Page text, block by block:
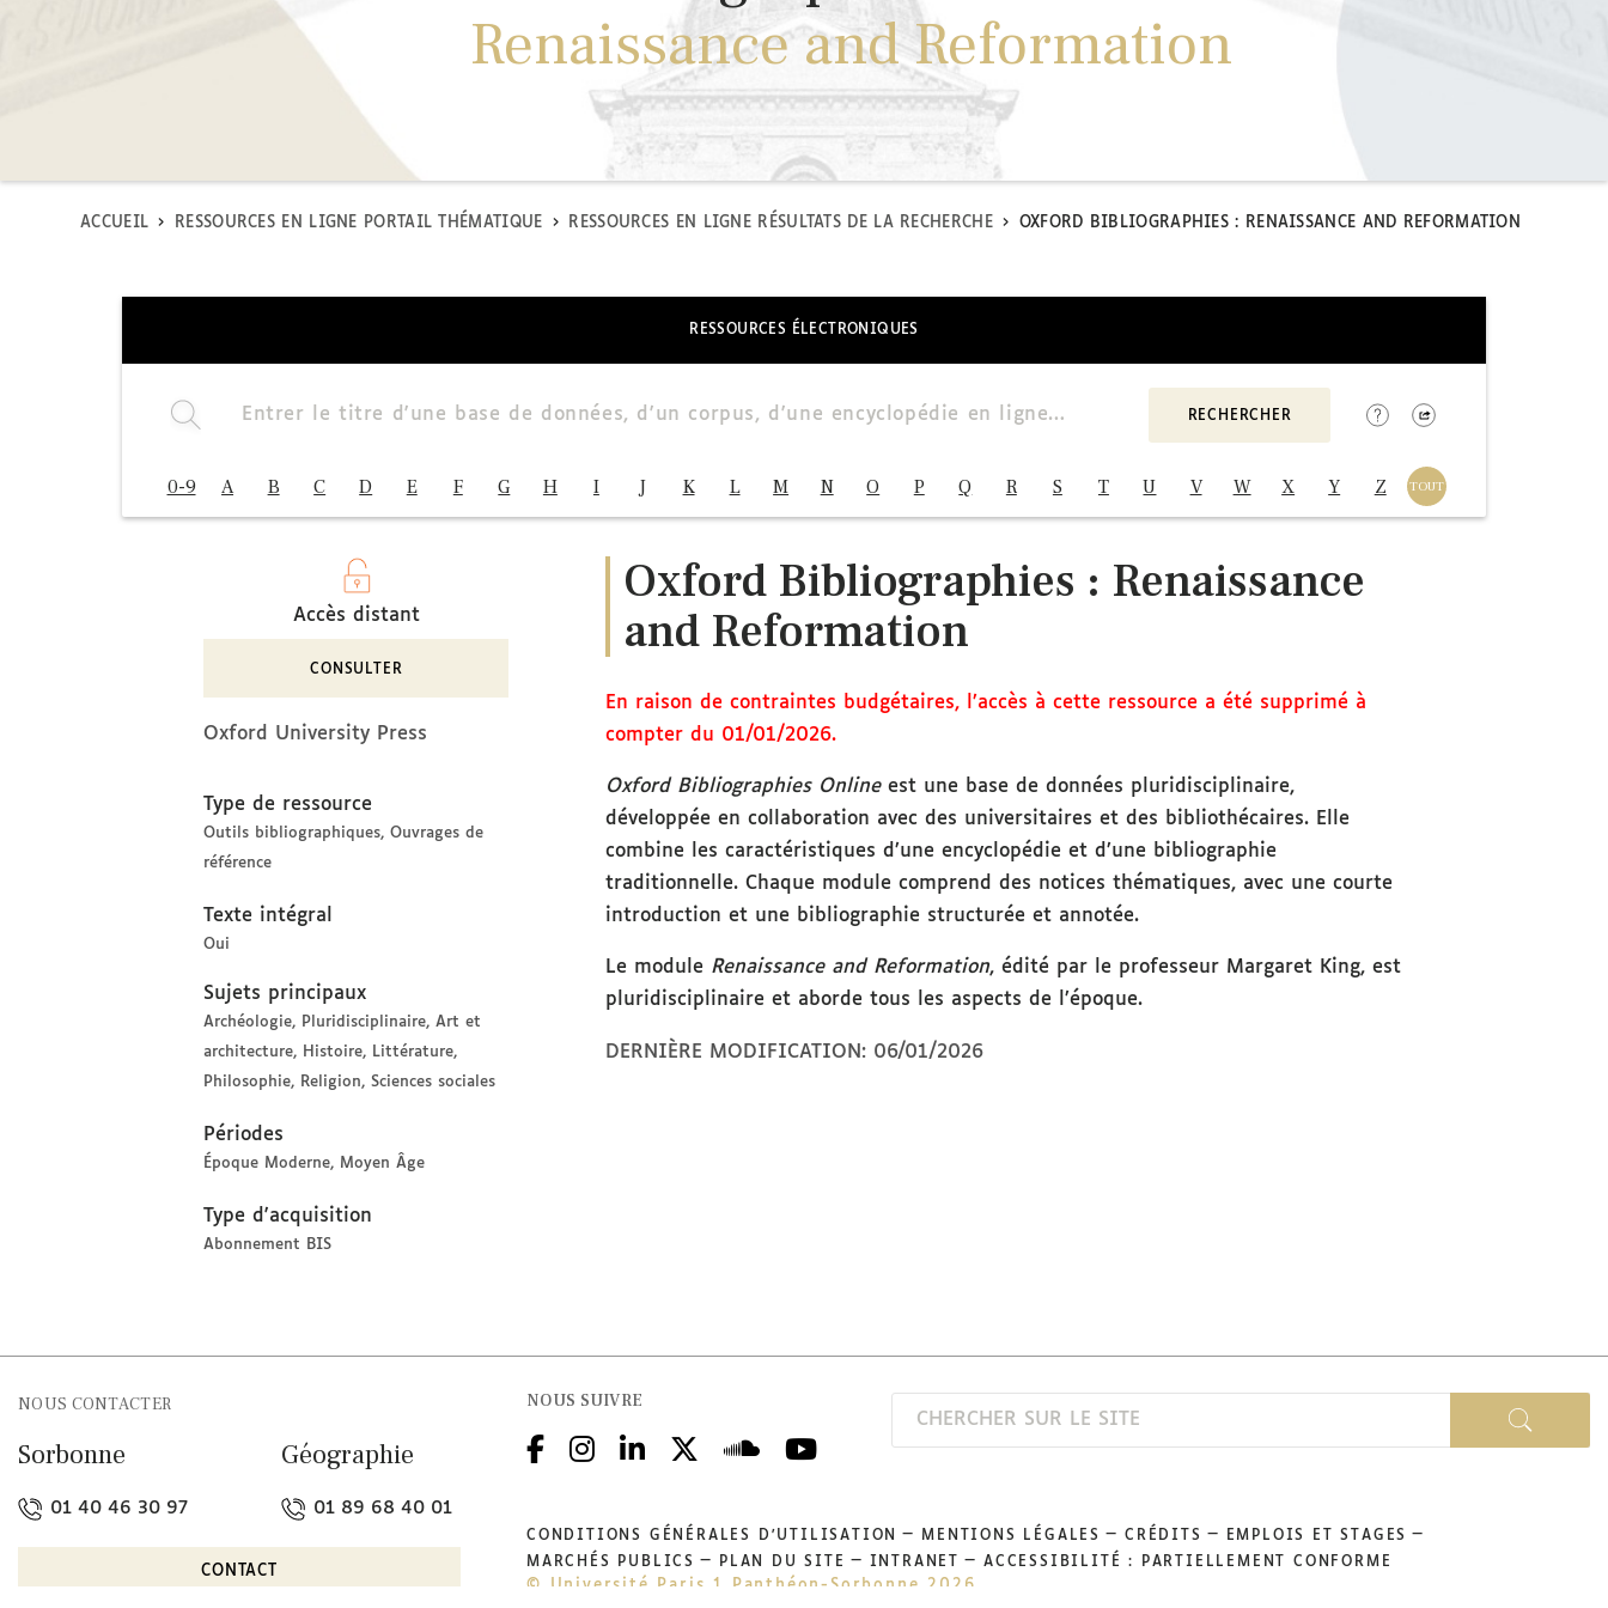
Renaissance and Reformation
FIL
ACCUEIL RESSOURCES EN LIGNE PORTAIL THÉMATIQUE RESSOURCES EN LIGNE RÉSULTATS DE LA RECHERCHE OXFORD BIBLIOGRAPHIES : RENAISSANCE AND REFORMATION
0-9 A B C D E F G H I J K L M N O P Q R S T U V W X Y Z TOUT
RESSOURCES ÉLECTRONIQUES
Accès distant
CONSULTER
Oxford University Press
Type de ressource
Outils bibliographiques
Ouvrages de
référence
Texte intégral
Oui
Sujets principaux
Archéologie Pluridisciplinaire
Art et
architecture
Histoire
Littérature
Philosophie
Religion Sciences sociales
Périodes
Époque Moderne Moyen Âge
Type d'acquisition
Abonnement BIS
Oxford Bibliographies : Renaissance
and Reformation
En raison de contraintes budgétaires, l’accès à cette ressource a été supprimé à
compter du 01/01/2026.
Oxford Bibliographies Onlineest une base de données pluridisciplinaire,
développée en collaboration avec des universitaires et des bibliothécaires. Elle
combine les caractéristiques d’une encyclopédie et d’une bibliographie
traditionnelle. Chaque module comprend des notices thématiques, avec une courte
introduction et une bibliographie structurée et annotée.
Le module Renaissance and Reformation, édité par le professeur Margaret King, est
pluridisciplinaire et aborde tous les aspects de l’époque.
DERNIÈRE MODIFICATION: 06/01/2026
NOUS CONTACTER
Sorbonne
01 40 46 30 97
Géographie
01 89 68 40 01
CONTACT
NOUS SUIVRE
CONDITIONS GÉNÉRALES D'UTILISATION MENTIONS LÉGALES CRÉDITS
EMPLOIS ET STAGES
MARCHÉS PUBLICS
PLAN DU SITE INTRANET ACCESSIBILITÉ : PARTIELLEMENT CONFORME
© Université Paris 1 Panthéon-Sorbonne 2026